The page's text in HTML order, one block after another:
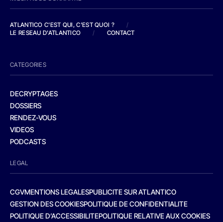
ATLANTICO C'EST QUI, C'EST QUOI ?
/
LE RESEAU D'ATLANTICO
/ CONTACT
CATEGORIES
DECRYPTAGES
DOSSIERS
RENDEZ-VOUS
VIDEOS
PODCASTS
LEGAL
CGVMENTIONS LEGALESPUBLICITE SUR ATLANTICO
GESTION DES COOKIESPOLITIQUE DE CONFIDENTIALITE
POLITIQUE D’ACCESSIBILITEPOLITIQUE RELATIVE AUX COOKIES